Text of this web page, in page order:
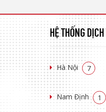
HỆ THỐNG
Hà Nội 7
Nam Định 1